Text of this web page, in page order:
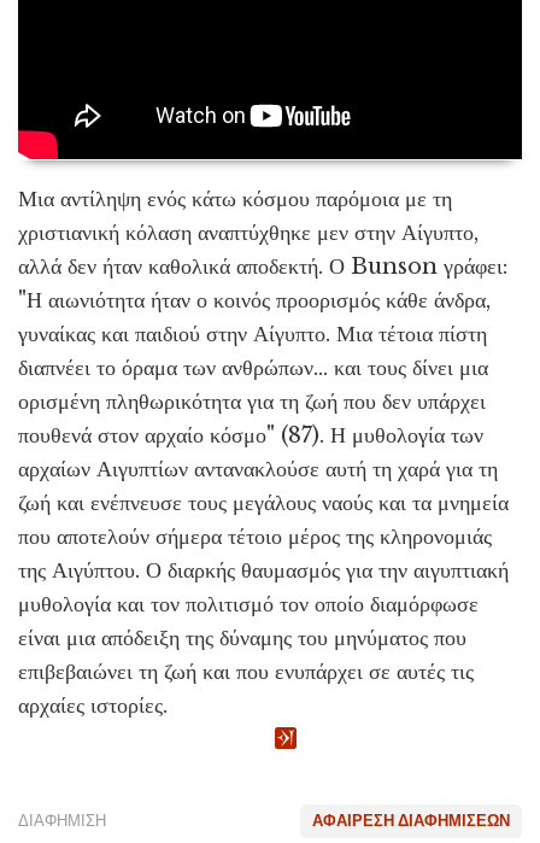
Μια αντίληψη ενός κάτω κόσμου παρόμοια με τη
χριστιανική κόλαση αναπτύχθηκε μεν στην Αίγυπτο,
αλλά δεν ήταν καθολικά αποδεκτή. Ο Bunson γράφει:
"Η αιωνιότητα ήταν ο κοινός προορισμός κάθε άνδρα,
γυναίκας και παιδιού στην Αίγυπτο. Μια τέτοια πίστη
διαπνέει το όραμα των ανθρώπων... και τους δίνει μια
ορισμένη πληθωρικότητα για τη ζωή που δεν υπάρχει
πουθενά στον αρχαίο κόσμο" (87). Η μυθολογία των
αρχαίων Αιγυπτίων αντανακλούσε αυτή τη χαρά για τη
ζωή και ενέπνευσε τους μεγάλους ναούς και τα μνημεία
που αποτελούν σήμερα τέτοιο μέρος της κληρονομιάς
της Αιγύπτου. Ο διαρκής θαυμασμός για την αιγυπτιακή
μυθολογία και τον πολιτισμό τον οποίο διαμόρφωσε
είναι μια απόδειξη της δύναμης του μηνύματος που
επιβεβαιώνει τη ζωή και που ενυπάρχει σε αυτές τις
αρχαίες ιστορίες.
ΑΦΑΊΡΕΣΗ ΔΙΑΦΗΜΊΣΕΩΝ
ΔΙΑΦΉΜΙΣΗ